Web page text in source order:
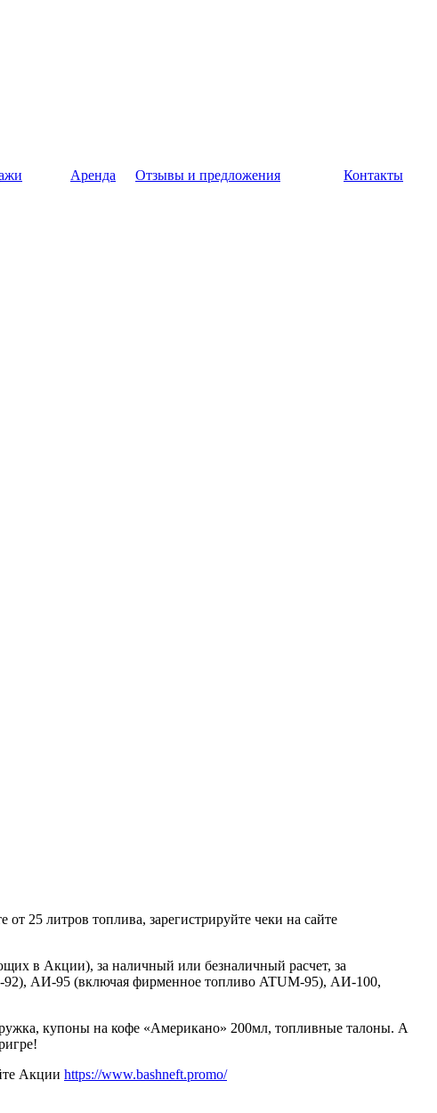
Аренда Отзывы и предложения Контакты
25 литров топлива, зарегистрируйте чеки на сайте
в Акции), за наличный или безналичный расчет, за
92), АИ-95 (включая фирменное топливо ATUM-95), АИ-100,
купоны на кофе «Американо» 200мл, топливные талоны. А
Акции https://www.bashneft.promo/